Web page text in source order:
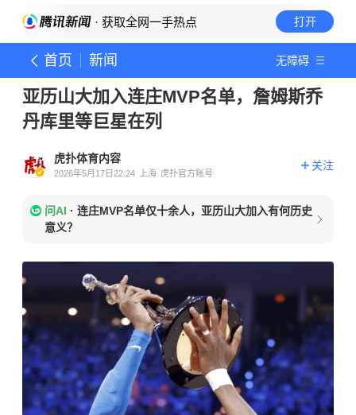
· 获取全网一手热点 打开
首页 新闻 无障碍
亚历山大加入连庄MVP名单，詹姆斯乔
丹库里等巨星在列
虎扑体育内容
2026年5月17日22:24 上海 虎扑官方账号
关注
问AI · 连庄MVP名单仅十余人，亚历山大加入有何历史
意义？